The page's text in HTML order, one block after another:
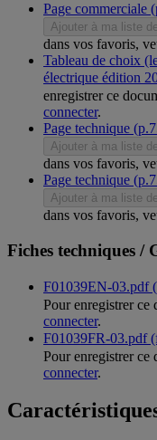
Page commerciale
Ajouter à ma liste
dans vos favoris,
Tableau de choix
électrique édition
enregistrer ce
connecter.
Page technique
Ajouter à ma liste
dans vos favoris,
Page technique
Ajouter à ma liste
dans vos favoris,
Fiches techniques /
F01039EN-03.pdf
Pour enregistrer ce
connecter.
F01039FR-03.pdf
Pour enregistrer ce
connecter.